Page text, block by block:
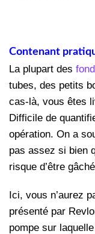
Contenant
La plupart des
tubes, des petits
cas-là, vous êtes
Difficile de
opération. On a
pas assez si bien
risque d’être
Ici, vous n’aurez
présenté par
pompe sur